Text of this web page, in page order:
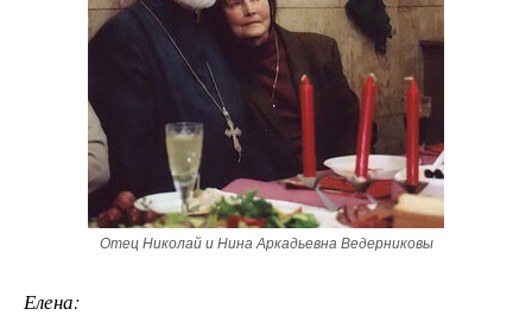
Отец Николай и Нина Аркадьевна Ведерниковы
Елена: